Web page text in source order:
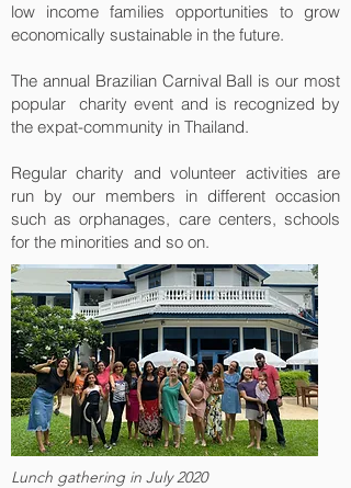
low income families opportunities to grow
economically sustainable in the future.
The annual Brazilian Carnival Ball is our most
popular charity event and is recognized by
the expat-community in Thailand.
Regular charity and volunteer activities are
run by our members in different occasion
such as orphanages, care centers, schools
for the minorities and so on.
Lunch gathering in July 2020